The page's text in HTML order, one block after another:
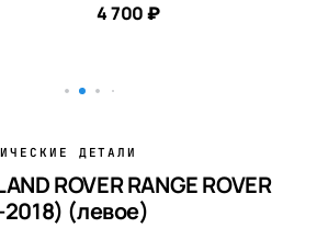
4 700 ₽
ДЕТАЛИ
ROVER RANGE ROVER
2018) (левое)